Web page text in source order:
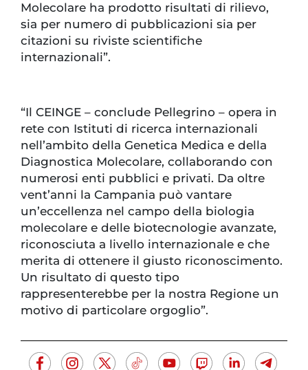
Molecolare ha prodotto risultati di rilievo,
sia per numero di pubblicazioni sia per
citazioni su riviste scientifiche
internazionali”.
“Il CEINGE – conclude Pellegrino – opera in
rete con Istituti di ricerca internazionali
nell’ambito della Genetica Medica e della
Diagnostica Molecolare, collaborando con
numerosi enti pubblici e privati. Da oltre
vent’anni la Campania può vantare
un’eccellenza nel campo della biologia
molecolare e delle biotecnologie avanzate,
riconosciuta a livello internazionale e che
merita di ottenere il giusto riconoscimento.
Un risultato di questo tipo
rappresenterebbe per la nostra Regione un
motivo di particolare orgoglio”.